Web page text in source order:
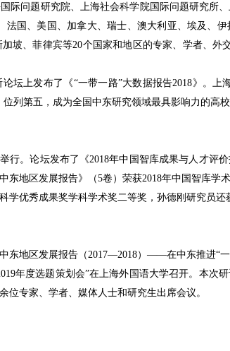
际问题研究院、上海社会科学院国际问题研究所
法国、美国、加拿大、瑞士、澳大利亚、埃及、
坡、菲律宾等20个国家和地区的专家、学者、外
坛上发布了《“一带一路”大数据报告2018》。上
列第五，成为全国中东研究领域最具影响力的高校
行。论坛发布了《2018年中国智库成果与人才评
东地区发展报告》（5卷）荣获2018年中国智库学
学优秀成果奖学科学术奖二等奖，孙德刚研究员还
东地区发展报告（2017—2018）——在中东推进“一
年度选题策划会”在上海外国语大学召开。本次
余位专家、学者、媒体人士和研究生出席会议。